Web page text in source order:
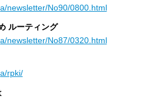
newsletter/No90/0800.html
ルーティング
newsletter/No87/0320.html
rpki/